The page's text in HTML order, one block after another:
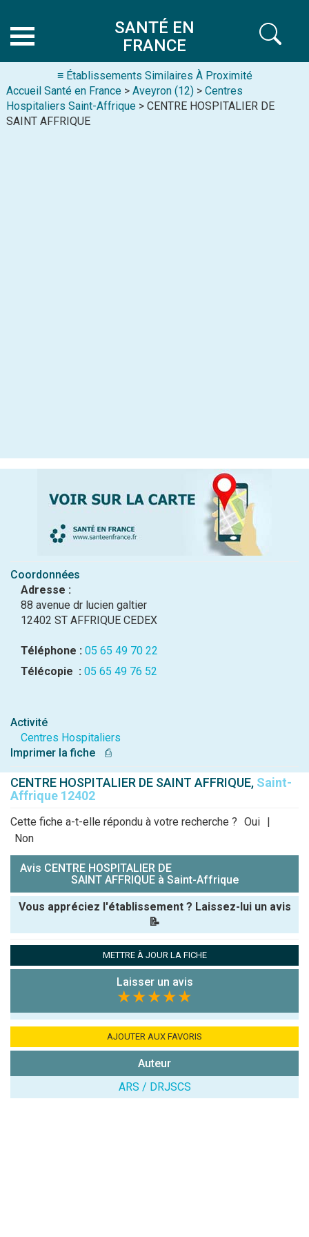
SANTÉ EN
FRANCE
≡ Établissements Similaires À Proximité
Accueil Santé en France > Aveyron (12) > Centres
Hospitaliers Saint-Affrique > CENTRE HOSPITALIER DE
SAINT AFFRIQUE
Coordonnées
Adresse :
88 avenue dr lucien galtier
12402 ST AFFRIQUE CEDEX
Téléphone : 05 65 49 70 22
Télécopie : 05 65 49 76 52
Activité
Centres Hospitaliers
Imprimer la fiche
⎙
CENTRE HOSPITALIER DE SAINT AFFRIQUE, Saint-
Affrique 12402
Cette fiche a-t-elle répondu à votre recherche ? Oui |
Non
Avis CENTRE HOSPITALIER DE
SAINT AFFRIQUE à Saint-Affrique
Vous appréciez l'établissement ? Laissez-lui un avis
📝
Note que vous souhaitez attribuer :
Antispam -
7x4 (en
METTRE À JOUR LA FICHE
Laisser un avis
★★★★★
AJOUTER AUX FAVORIS
Auteur
ARS / DRJSCS